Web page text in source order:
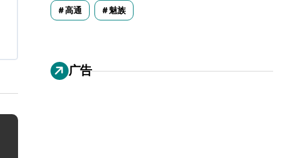
高通 魅族
广告